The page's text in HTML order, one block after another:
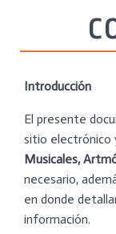
Introducción
El presente
sitio electrónico
Musicales,
necesario,
en donde
información.